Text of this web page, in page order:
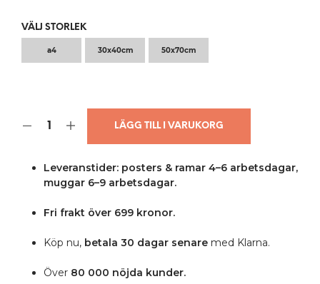
VÄLJ STORLEK
a4 30x40cm 50x70cm
LÄGG TILL I VARUKORG
Leveranstider: posters & ramar 4–6 arbetsdagar,
muggar 6–9 arbetsdagar.
Fri frakt över 699 kronor.
Köp nu,betala 30 dagar senaremed Klarna.
Över 80 000 nöjda kunder.